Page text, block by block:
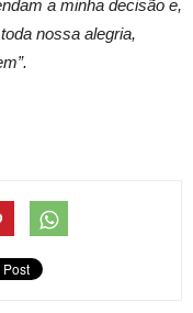
a minha decisão e,
nossa alegria,